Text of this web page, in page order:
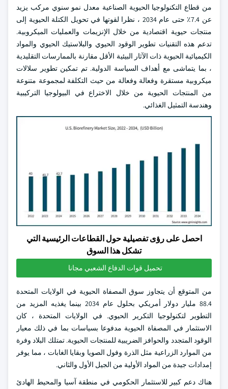
من قطاع التكنولوجيا الحيوية الصناعية معدل نمو سنوي مركب يزيد
عن 7.4٪ حتى عام 2034 ، نظرا لقوتها في تحويل الكتلة الحيوية إلى
منتجات حيوية اقتصادية من خلال الإنزيمات والعمليات الميكروبية.
تدعم هذه التقنيات تطوير الوقود الحيوي والبلاستيك الحيوي والمواد
الكيميائية الحيوية ذات الآثار البيئية الأقل مقارنة بالممارسات التقليدية
، بما يتماشى مع أهداف السياسة الدولية. تم تمكين تطوير سلالات
ميكروبية مستقرة وفعالة وفعالة من حيث التكلفة لمجموعة متنوعة
من المنتجات الحيوية من خلال الاختراع في البيولوجيا التركيبية
وهندسة التمثيل الغذائي.
احصل على رؤى تفصيلية حول القطاعات الرئيسية التي
تشكل هذا السوق
تحميل قوات الدفاع الشعبي مجانا
من المتوقع أن يتجاوز سوق المصفاة الحيوية في الولايات المتحدة
88.4 مليار دولار أمريكي بحلول عام 2034 بينما يغذيه المزيد من
التطوير لتكنولوجيا التكرير الحيوي. في الولايات المتحدة ، كان
الاستثمار في المصفاة الحيوية مدفوعا بسياسات بما في ذلك معيار
الوقود المتجدد والحوافز الضريبية للمنتجات الحيوية. تمتلك البلاد وفرة
من الموارد الزراعية مثل الذرة وفول الصويا وبقايا الغابات ، مما يوفر
إمدادات جيدة من المواد الأولية من الجيل الأول والثاني.
هناك دعم كبير للاستثمار الحكومي في منطقة آسيا والمحيط الهادئ